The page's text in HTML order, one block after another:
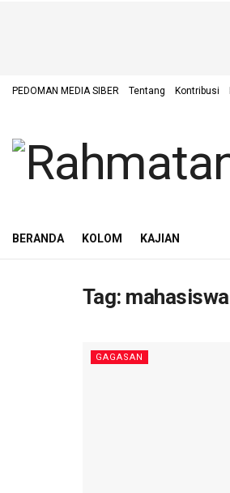
PEDOMAN MEDIA SIBER Tentang Kontribusi
BERANDA KOLOM KAJIAN
Tag: mahasiswa
GAGASAN